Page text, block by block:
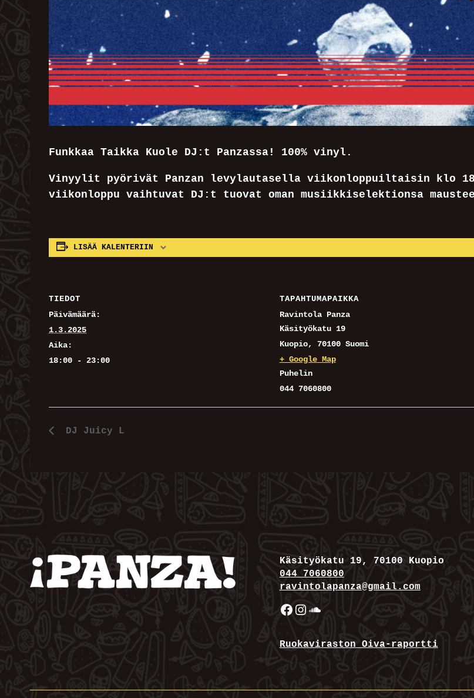
Funkkaa Taikka Kuole DJ:t Panzassa! 100% vinyl.
Vinyylit pyörivät Panzan levylautasella viikonloppuiltaisin klo
viikonloppu vaihtuvat DJ:t tuovat oman musiikkiselektionsa
LISÄÄ KALENTERIIN
TIEDOT
Päivämäärä:
1.3.2025
Aika:
18:00 - 23:00
TAPAHTUMAPAIKKA
Ravintola Panza
Käsityökatu 19
Kuopio, 70100 Suomi
+ Google Map
Puhelin
044 7060800
DJ Juicy L
Käsityökatu 19, 70100 Kuopio
044 7060800
ravintolapanza@gmail.com
Facebook
Instagram
SoundCloud
Ruokaviraston Oiva-raportti